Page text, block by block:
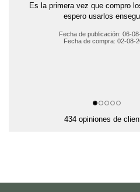
Es la primera vez que compro
espero usarlos
Fecha de publicación: 06-
Fecha de compra: 02-08-
434 opiniones de